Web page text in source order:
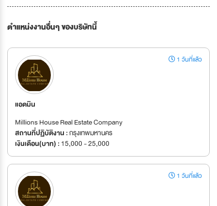
ตำแหน่งงานอื่นๆ ของบริษัทนี้
1 วันที่แล้ว
แอดมิน
Millions House Real Estate Company
สถานที่ปฏิบัติงาน :กรุงเทพมหานคร
เงินเดือน(บาท) : 15,000 - 25,000
1 วันที่แล้ว